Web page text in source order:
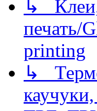
↳ Клеи,
печать/
printing
↳